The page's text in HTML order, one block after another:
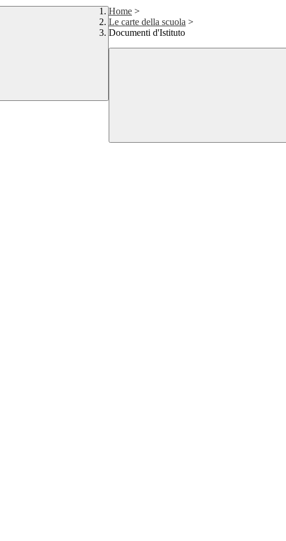
Home >
Le carte della scuola >
Documenti d'Istituto